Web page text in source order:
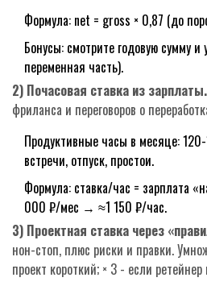
Формула: net = gross × 0,87 (до
Бонусы: смотрите годовую сумму
переменная часть).
2) Почасовая ставка из зарплаты.
фриланса и переговоров о
Продуктивные часы в месяце:
встречи, отпуск, простои.
Формула: ставка/час = зарплата
000 ₽/мес → ≈1 150 ₽/час.
3) Проектная ставка через
нон-стоп, плюс риски и правки.
проект короткий; × 3 - если ретейнер